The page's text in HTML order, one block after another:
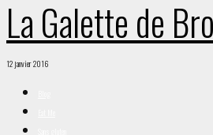
La Galette de
12 janvier 2016